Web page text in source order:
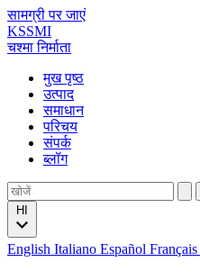
सामग्री पर जाएं
KSSMI
चश्मा निर्माता
मुख पृष्ठ
उत्पाद
समाधान
परिचय
संपर्क
ब्लॉग
English Italiano Español Français